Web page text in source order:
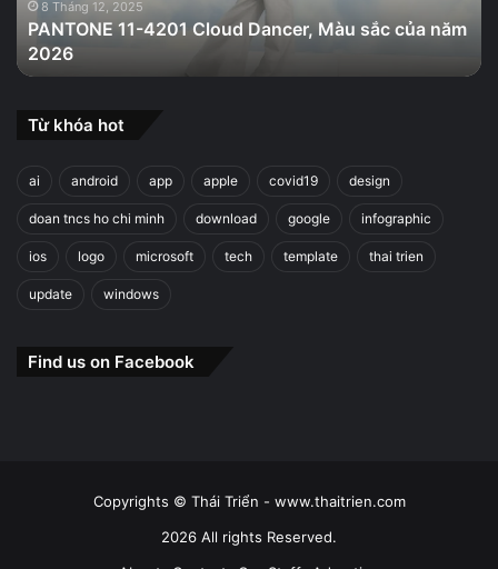
của
năm
2026
8 Tháng 12, 2025
PANTONE 11-4201 Cloud Dancer, Màu sắc của năm
2026
Từ khóa hot
ai android app apple covid19 design
doan tncs ho chi minh download google infographic
ios logo microsoft tech template thai trien
update windows
Find us on Facebook
Copyrights © Thái Triển - www.thaitrien.com
2026 All rights Reserved.